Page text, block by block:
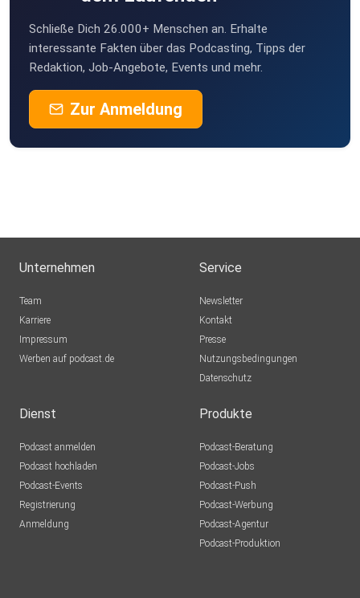
Schließe Dich 26.000+ Menschen an. Erhalte
interessante Fakten über das Podcasting, Tipps der
Redaktion, Job-Angebote, Events und mehr.
Zur Anmeldung
Unternehmen
Team
Karriere
Impressum
Werben auf podcast.de
Service
Newsletter
Kontakt
Presse
Nutzungsbedingungen
Datenschutz
Dienst
Podcast anmelden
Podcast hochladen
Podcast-Events
Registrierung
Anmeldung
Produkte
Podcast-Beratung
Podcast-Jobs
Podcast-Push
Podcast-Werbung
Podcast-Agentur
Podcast-Produktion